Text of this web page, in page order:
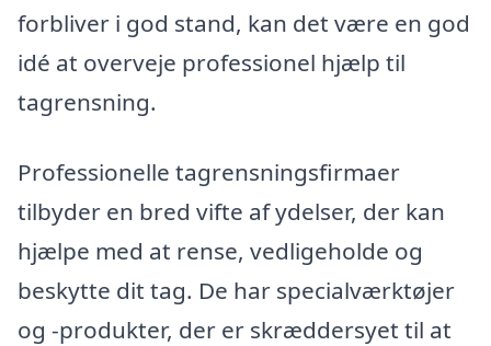
forbliver i god stand, kan det være en god
idé at overveje professionel hjælp til
tagrensning.
Professionelle tagrensningsfirmaer
tilbyder en bred vifte af ydelser, der kan
hjælpe med at rense, vedligeholde og
beskytte dit tag. De har specialværktøjer
og -produkter, der er skræddersyet til at